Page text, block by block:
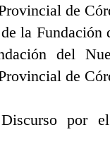
de
la
del
de
por